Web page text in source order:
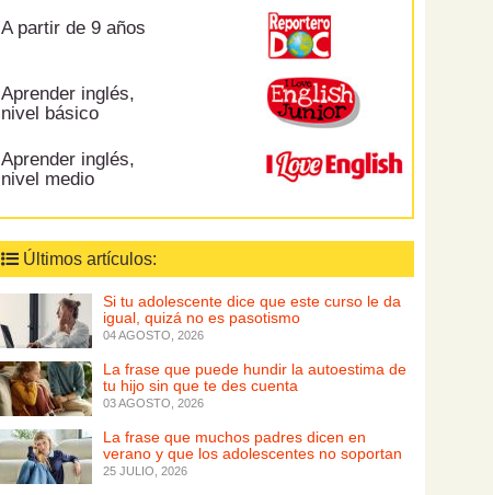
A partir de 9 años
Aprender inglés,
nivel básico
Aprender inglés,
nivel medio
Últimos artículos:
Si tu adolescente dice que este curso le da
igual, quizá no es pasotismo
04 AGOSTO, 2026
La frase que puede hundir la autoestima de
tu hijo sin que te des cuenta
03 AGOSTO, 2026
La frase que muchos padres dicen en
verano y que los adolescentes no soportan
25 JULIO, 2026